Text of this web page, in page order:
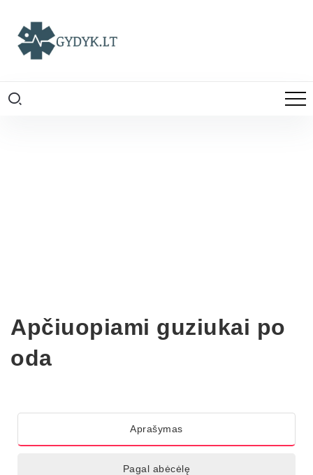
Apčiuopiami guziukai po
oda
Aprašymas
Pagal abėcėlę